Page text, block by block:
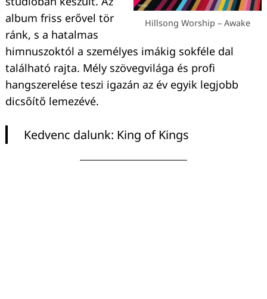
Hillsong Worship – Awake
album friss erővel tör
ránk, s a hatalmas
himnuszoktól a személyes imákig sokféle dal
található rajta. Mély szövegvilága és profi
hangszerelése teszi igazán az év egyik legjobb
dicsőítő lemezévé.
Kedvenc dalunk: King of Kings